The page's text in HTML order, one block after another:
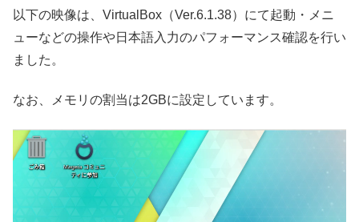
以下の映像は、VirtualBox（Ver.6.1.38）にて起動・メニ
ューなどの操作や日本語入力のパフォーマンス確認を行い
ました。
なお、メモリの割当は2GBに設定しています。
動
画
レ